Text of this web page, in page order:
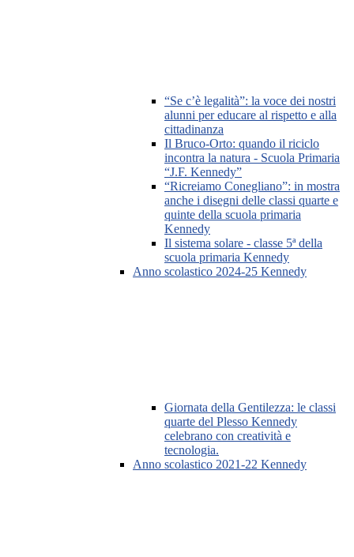
“Se c’è legalità”: la voce dei nostri
alunni per educare al rispetto e alla
cittadinanza
Il Bruco-Orto: quando il riciclo
incontra la natura - Scuola Primaria
“J.F. Kennedy”
“Ricreiamo Conegliano”: in mostra
anche i disegni delle classi quarte e
quinte della scuola primaria
Kennedy
Il sistema solare - classe 5ª della
scuola primaria Kennedy
Anno scolastico 2024-25 Kennedy
Giornata della Gentilezza: le classi
quarte del Plesso Kennedy
celebrano con creatività e
tecnologia.
Anno scolastico 2021-22 Kennedy